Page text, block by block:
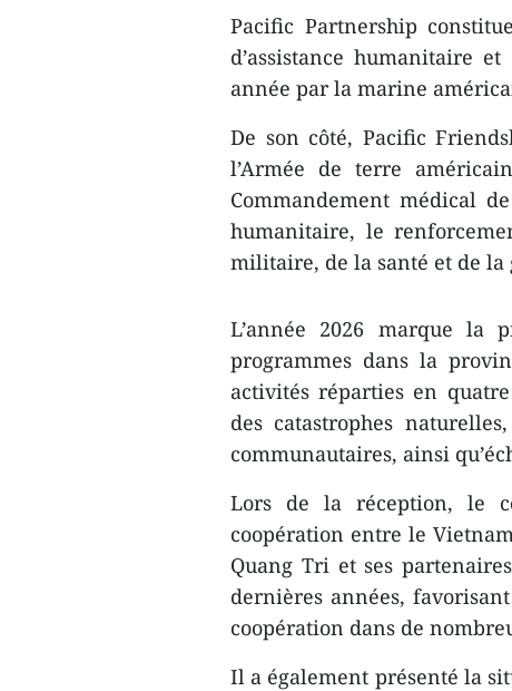
Pacific Partnership
d’assistance humanitaire
année par la marine
De son côté, Pacific
l’Armée de terre
Commandement médical
humanitaire, le
militaire, de la santé et de la
L’année 2026 marque la
programmes dans la
activités réparties en
des catastrophes
communautaires, ainsi
Lors de la réception, le
coopération entre le
Quang Tri et ses
dernières années,
coopération dans de
Il a également présenté la